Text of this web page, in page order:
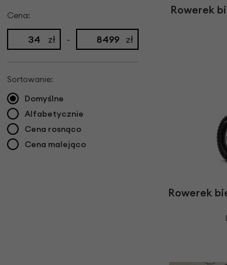
Cena:
zł - zł
Sortowanie:
Domyślne
Alfabetycznie
Cena rosnąco
Cena malejąco
Rowerek
Rowerek